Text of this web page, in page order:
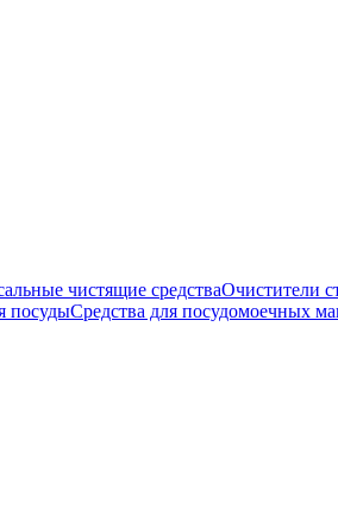
чистящие средстваОчистители
посудыСредства для посудомоечных